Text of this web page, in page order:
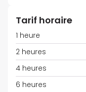
Tarif horaire
1 heure
2 heures
4 heures
6 heures